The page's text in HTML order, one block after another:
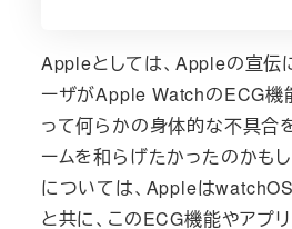
Appleとしては、Appleの宣伝
ーザがApple WatchのECG機
って何らかの身体的な不具合
ームを和らげたかったのかも
については、Appleは
と共に、このECG機能やアプ